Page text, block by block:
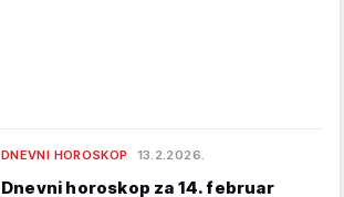
DNEVNI HOROSKOP 13.2.2026.
Dnevni horoskop za 14. februar